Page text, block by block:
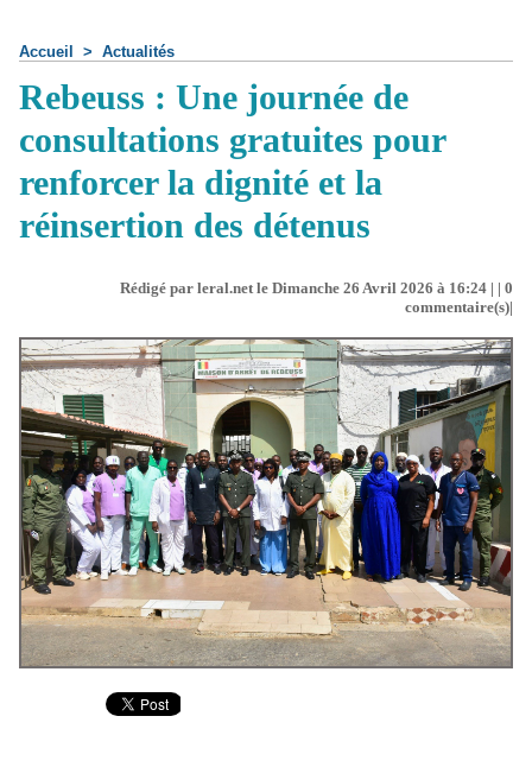
Accueil > Actualités
Rebeuss : Une journée de
consultations gratuites pour
renforcer la dignité et la
réinsertion des détenus
Rédigé par leral.net le Dimanche 26 Avril 2026 à 16:24 | | 0
commentaire(s)|